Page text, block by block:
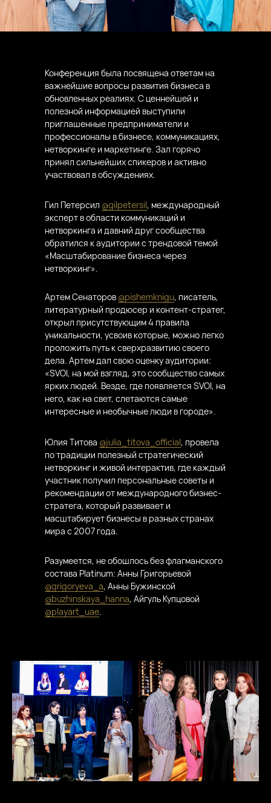
Конференция была посвящена ответам на
важнейшие вопросы развития бизнеса в
обновленных реалиях. С ценнейшей и
полезной информацией выступили
приглашенные предприниматели и
профессионалы в бизнесе, коммуникациях,
нетворкинге и маркетинге. Зал горячо
принял сильнейших спикеров и активно
участвовал в обсуждениях.
Гил Петерсил @gilpetersil, международный
эксперт в области коммуникаций и
нетворкинга и давний друг сообщества
обратился к аудитории с трендовой темой
«Масштабирование бизнеса через
нетворкинг».
Артем Сенаторов @pishemknigu, писатель,
литературный продюсер и контент-стратег,
открыл присутствующим 4 правила
уникальности, усвоив которые, можно легко
проложить путь к сверхразвитию своего
дела. Артем дал свою оценку аудитории:
«SVOI, на мой взгляд, это сообщество самых
ярких людей. Везде, где появляется SVOI, на
него, как на свет, слетаются самые
интересные и необычные люди в городе».
Юлия Титова @julia_titova_official, провела
по традиции полезный стратегический
нетворкинг и живой интерактив, где каждый
участник получил персональные советы и
рекомендации от международного бизнес-
стратега, который развивает и
масштабирует бизнесы в разных странах
мира с 2007 года.
Разумеется, не обошлось без флагманского
состава Platinum: Анны Григорьевой
@grigoryeva_a, Анны Бужинской
@buzhinskaya_hanna, Айгуль Купцовой
@playart_uae.